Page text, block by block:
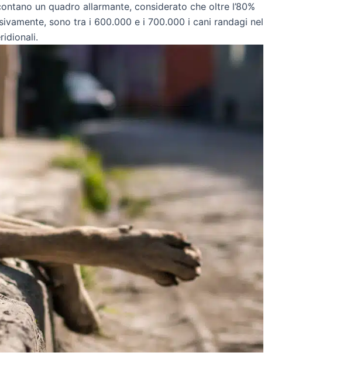
un quadro allarmante, considerato che oltre l’80%
sono tra i 600.000 e i 700.000 i cani randagi nel